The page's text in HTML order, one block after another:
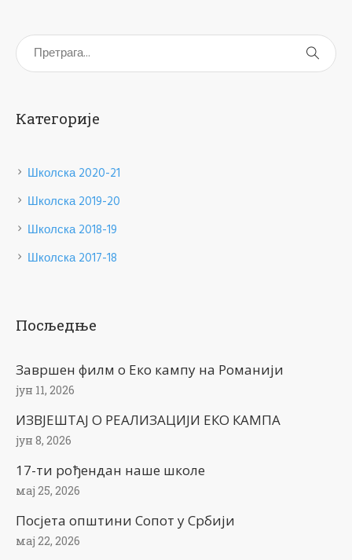
Категорије
Школска 2020-21
Школска 2019-20
Школска 2018-19
Школска 2017-18
Посљедње
Завршен филм о Еко кампу на Романији
јун 11, 2026
ИЗВЈЕШТАЈ О РЕАЛИЗАЦИЈИ ЕКО КАМПА
јун 8, 2026
17-ти рођендан наше школе
мај 25, 2026
Посјета општини Сопот у Србији
мај 22, 2026